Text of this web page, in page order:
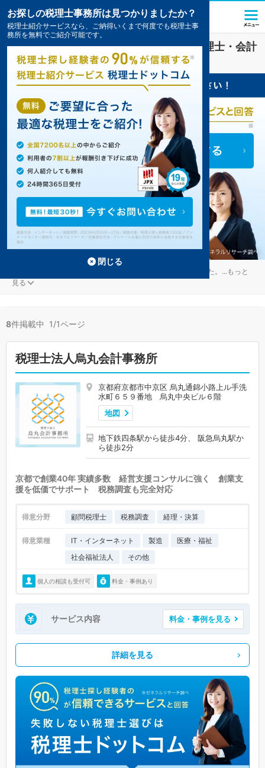
ＮＰＯ法人業界に強い京都市中京区の税理士・会計
事務所の一覧8件掲載中
ＮＰＯ法人が得意な京都市中京区の事務所が8件見つかりました。 ...もっと
見る
8件掲載中 1/1ページ
税理士法人烏丸会計事務所
京都府京都市中京区 烏丸通錦小路上ル手洗
水町６５９番地 烏丸中央ビル６階
地図
地下鉄四条駅から徒歩4分、 阪急烏丸駅か
ら徒歩2分
京都で創業40年 実績多数 経営支援コンサルに強く 創業支
援を低価でサポート 税務調査も完全対応
得意分野 顧問税理士 税務調査 経理・決算
得意業種 IT・インターネット 製造
医療・福祉
社会福祉法人
その他
個人の相談も受付可 料金・事例あり
サービス内容 料金・事例を見る
詳細を見る
お探しの税理士事務所は見つかりましたか？
税理士紹介サービスなら、ご納得いくまで何度でも税理士事
務所を無料でご紹介可能です。
閉じる